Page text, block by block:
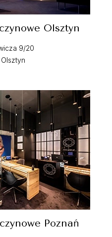
Olsztyn
9/20
Poznań